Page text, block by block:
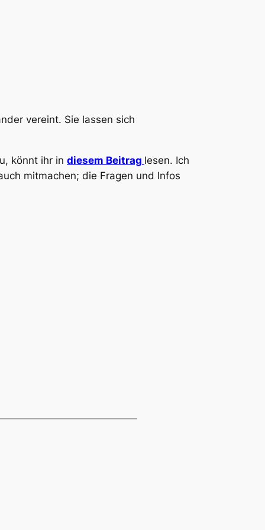
vereint. Sie lassen sich
könnt ihr in diesem Beitrag lesen. Ich
mitmachen; die Fragen und Infos